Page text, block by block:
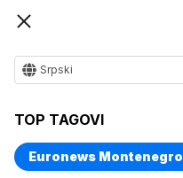
Srpski
TOP TAGOVI
Euronews Montenegro
Vise o temi
Štednja